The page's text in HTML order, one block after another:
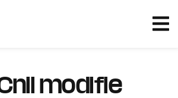
modifie